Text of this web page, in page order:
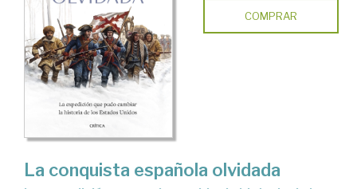
COMPRAR
La conquista española olvidada